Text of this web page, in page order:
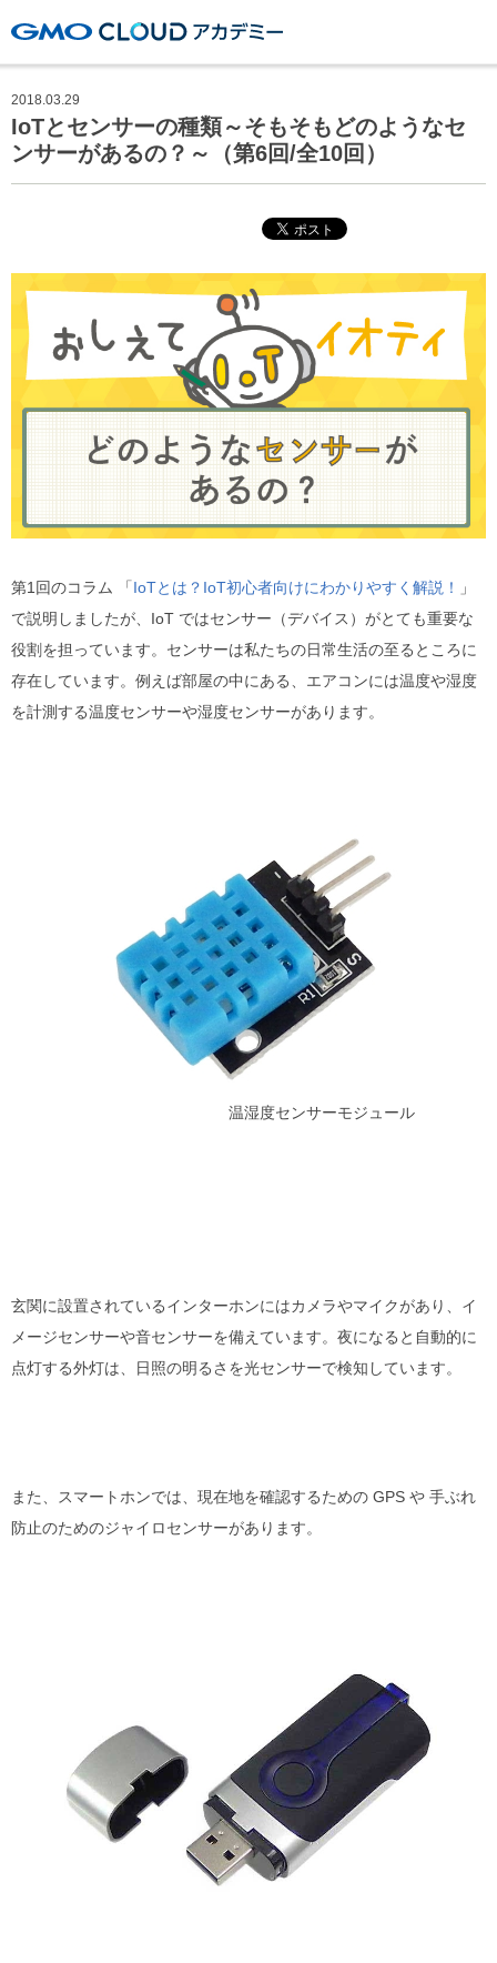
2018.03.29
IoTとセンサーの種類～そもそもどのようなセ
ンサーがあるの？～（第6回/全10回）
第1回のコラム 「IoTとは？IoT初心者向けにわかりやすく解説！
」
で説明しましたが、IoT ではセンサー（デバイス）がとても重要な
役割を担っています。センサーは私たちの日常生活の至るところに
存在しています。例えば部屋の中にある、エアコンには温度や湿度
を計測する温度センサーや湿度センサーがあります。
温湿度センサーモジュール
玄関に設置されているインターホンにはカメラやマイクがあり、イ
メージセンサーや音センサーを備えています。夜になると自動的に
点灯する外灯は、日照の明るさを光センサーで検知しています。
また、スマートホンでは、現在地を確認するための GPS や 手ぶれ
防止のためのジャイロセンサーがあります。